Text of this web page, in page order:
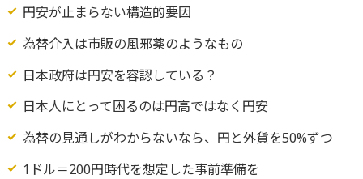
円安が止まらない構造的要因
為替介入は市販の風邪薬のようなもの
日本政府は円安を容認している？
日本人にとって困るのは円高ではなく円安
為替の見通しがわからないなら、円と外貨を50%ずつ
1ドル＝200円時代を想定した事前準備を